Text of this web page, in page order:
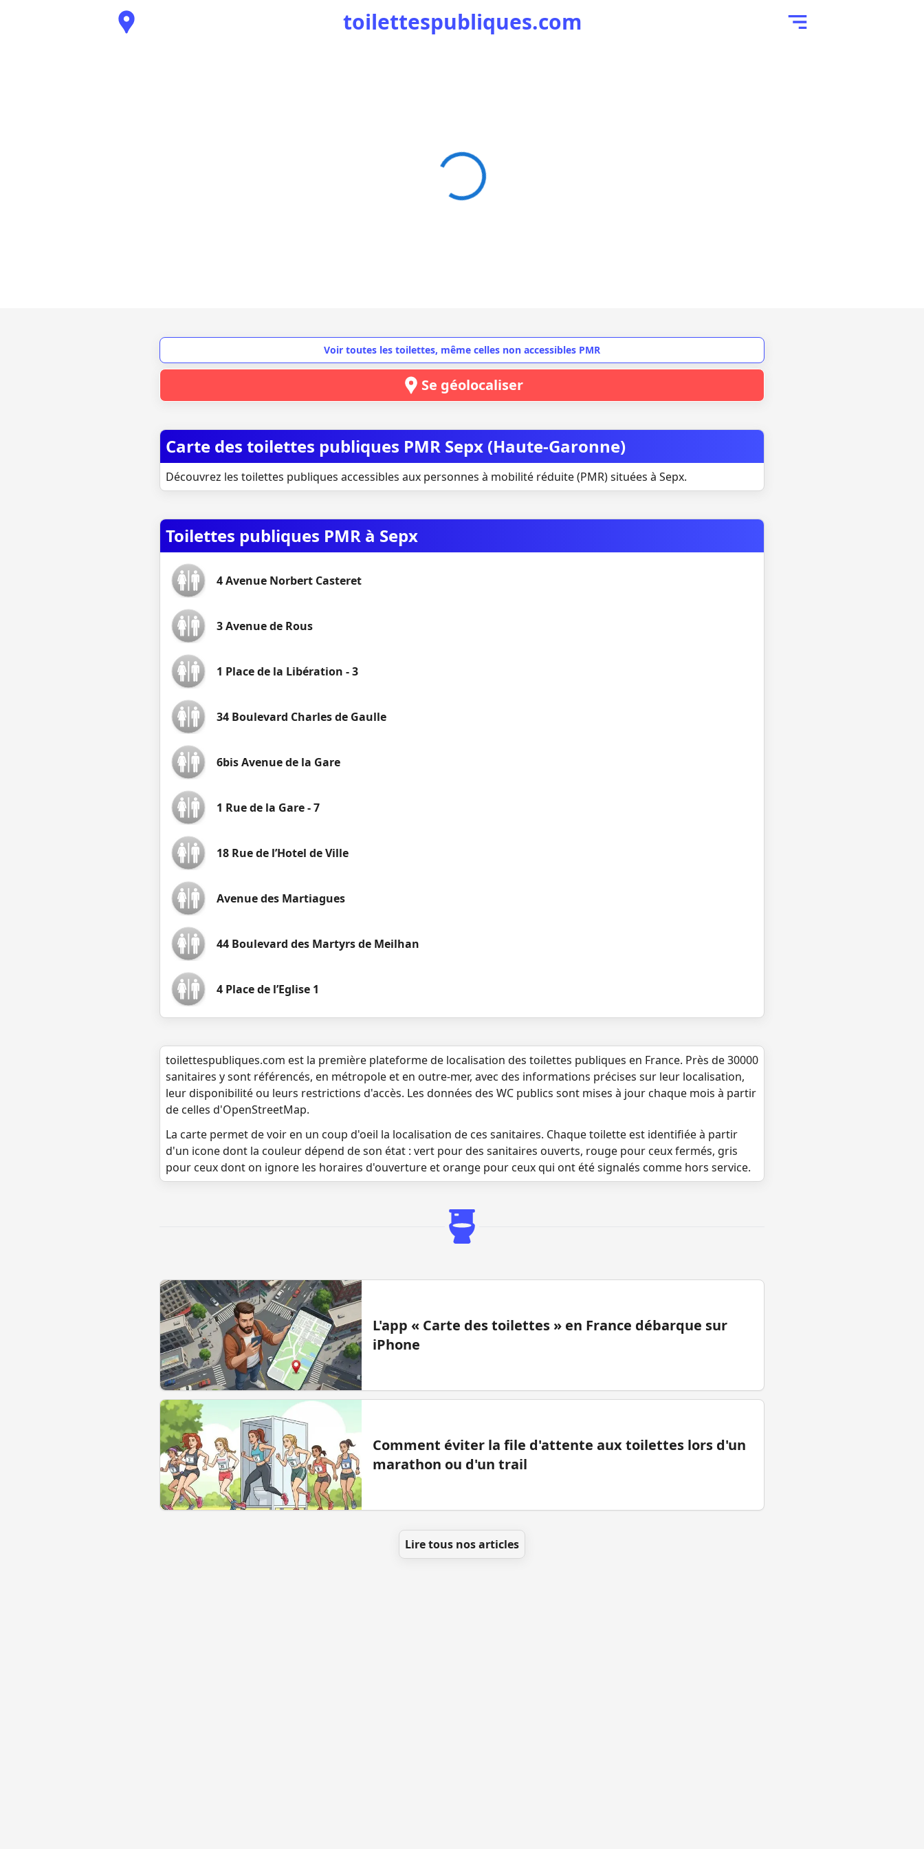
toilettespubliques.com
Voir toutes les toilettes, même celles non accessibles PMR
Se géolocaliser
Carte des toilettes publiques PMR Sepx (Haute-Garonne)
Découvrez les toilettes publiques accessibles aux personnes à mobilité réduite (PMR) situées à Sepx.
Toilettes publiques PMR à Sepx
4 Avenue Norbert Casteret
3 Avenue de Rous
1 Place de la Libération - 3
34 Boulevard Charles de Gaulle
6bis Avenue de la Gare
1 Rue de la Gare - 7
18 Rue de l’Hotel de Ville
Avenue des Martiagues
44 Boulevard des Martyrs de Meilhan
4 Place de l’Eglise 1
toilettespubliques.com est la première plateforme de localisation des toilettes publiques en France. Près de 30000
sanitaires y sont référencés, en métropole et en outre-mer, avec des informations précises sur leur localisation,
leur disponibilité ou leurs restrictions d'accès. Les données des WC publics sont mises à jour chaque mois à partir
de celles d'OpenStreetMap.
La carte permet de voir en un coup d'oeil la localisation de ces sanitaires. Chaque toilette est identifiée à partir
d'un icone dont la couleur dépend de son état : vert pour des sanitaires ouverts, rouge pour ceux fermés, gris
pour ceux dont on ignore les horaires d'ouverture et orange pour ceux qui ont été signalés comme hors service.
L'app « Carte des toilettes » en France débarque sur
iPhone
Comment éviter la file d'attente aux toilettes lors d'un
marathon ou d'un trail
Lire tous nos articles